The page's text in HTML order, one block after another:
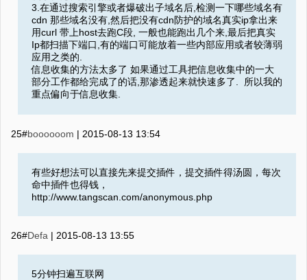
3.在通过搜索引擎或者爆破出子域名后,检测一下哪些域名有
cdn 那些域名没有,然后把没有cdn防护的域名真实ip拿出来
用curl 带上host去跑C段, 一般也能跑出几个来,最后把真实
Ip都扫描下端口,有的端口可能放着一些内部应用或者较薄弱
应用之类的.
信息收集的方法太多了 如果通过工具把信息收集中的一大
部分工作都给完成了的话,那渗透起来就快速多了. 所以我的
重点偏向于信息收集.
25#boooooom | 2015-08-13 13:54
有些好想法可以直接先来提交插件，提交插件得汤圆，每次
命中插件也得钱，
http://www.tangscan.com/anonymous.php
26#Defa | 2015-08-13 13:55
5分钟扫遍互联网